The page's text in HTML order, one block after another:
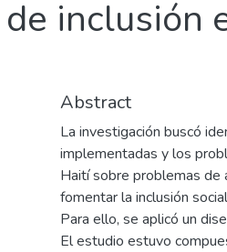
inclusión
Abstract
La investigación buscó
implementadas y los
Haití sobre problemas de
fomentar la inclusión
Para ello, se aplicó un
El estudio estuvo